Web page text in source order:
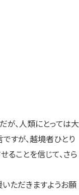
が、人類にとっては大
すが、越境者ひとり
ることを信じて、さら
ただきますようお願